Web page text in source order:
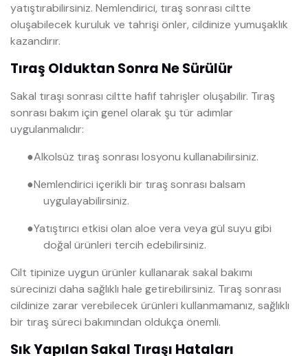
yatıştırabilirsiniz. Nemlendirici, tıraş sonrası ciltte
oluşabilecek kuruluk ve tahrişi önler, cildinize yumuşaklık
kazandırır.
Tıraş Olduktan Sonra Ne Sürülür
Sakal tıraşı sonrası ciltte hafif tahrişler oluşabilir. Tıraş
sonrası bakım için genel olarak şu tür adımlar
uygulanmalıdır:
●Alkolsüz tıraş sonrası losyonu kullanabilirsiniz.
●Nemlendirici içerikli bir tıraş sonrası balsam
uygulayabilirsiniz.
●Yatıştırıcı etkisi olan aloe vera veya gül suyu gibi
doğal ürünleri tercih edebilirsiniz.
Cilt tipinize uygun ürünler kullanarak sakal bakımı
sürecinizi daha sağlıklı hale getirebilirsiniz. Tıraş sonrası
cildinize zarar verebilecek ürünleri kullanmamanız, sağlıklı
bir tıraş süreci bakımından oldukça önemli.
Sık Yapılan Sakal Tıraşı Hataları